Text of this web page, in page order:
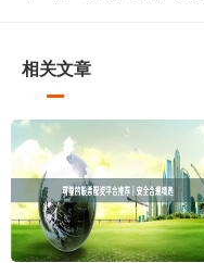
相关文章